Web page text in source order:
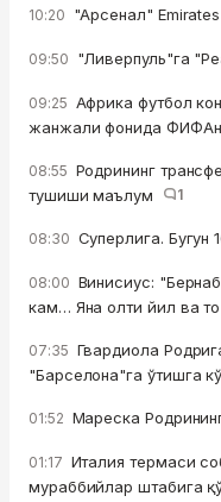
10:20 "Арсенал"
09:50 "Ливерпуль"га
09:25 Африка футбол
жанжали фонида
08:55 Родрининг
тушиши маълум
1
08:30 Суперлига. Бугун
08:00 Винисиус:
кам… Яна олти йил ва
07:35 Гвардиола
"Барселона"га ўтишга
01:52 Мареска
01:17 Италия термаси
мураббийлар штабига